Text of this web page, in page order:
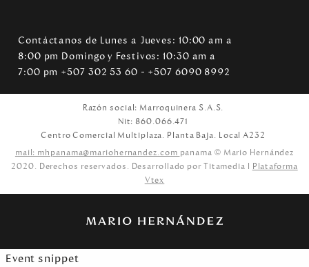
Contáctanos de Lunes a Jueves: 10:00 am a
8:00 pm Domingo y Festivos: 10:30 am a
7:00 pm +507 302 53 60 - +507 6090 8992
Razón social: Marroquinera S.A.S.
Nit: 860.066.471
Centro Comercial Multiplaza. Planta Baja. Local A232
mail: mhpanama@mariohernandez.com panama © Mario Hernández
2020. Derechos reservados. Desarrollado por Titamedia l Plataforma
Vtex
Event snippet